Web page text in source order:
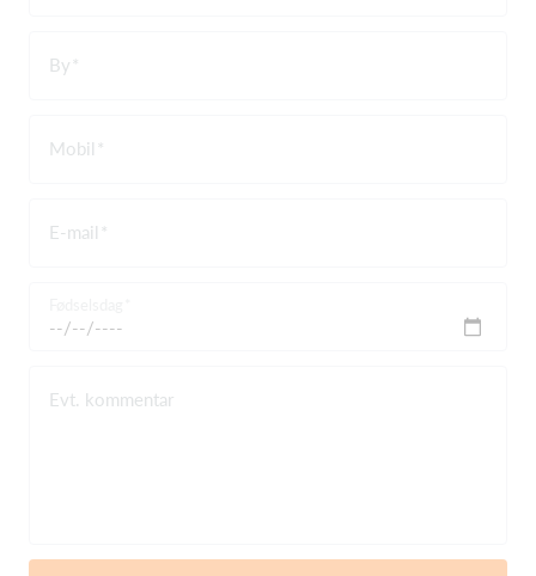
By
Mobil
E-mail
Evt. kommentar